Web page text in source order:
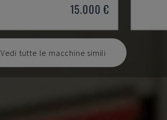
15.000 €
Vedi tutte le macchine simili